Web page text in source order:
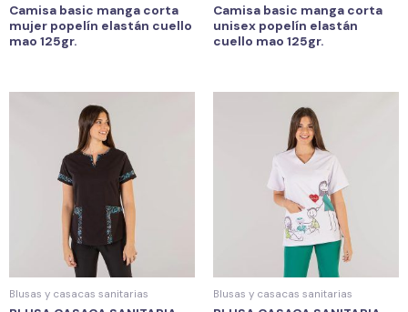
Camisa basic manga corta
mujer popelín elastán cuello
mao 125gr.
Camisa basic manga corta
unisex popelín elastán
cuello mao 125gr.
Blusas y casacas sanitarias Blusas y casacas sanitarias